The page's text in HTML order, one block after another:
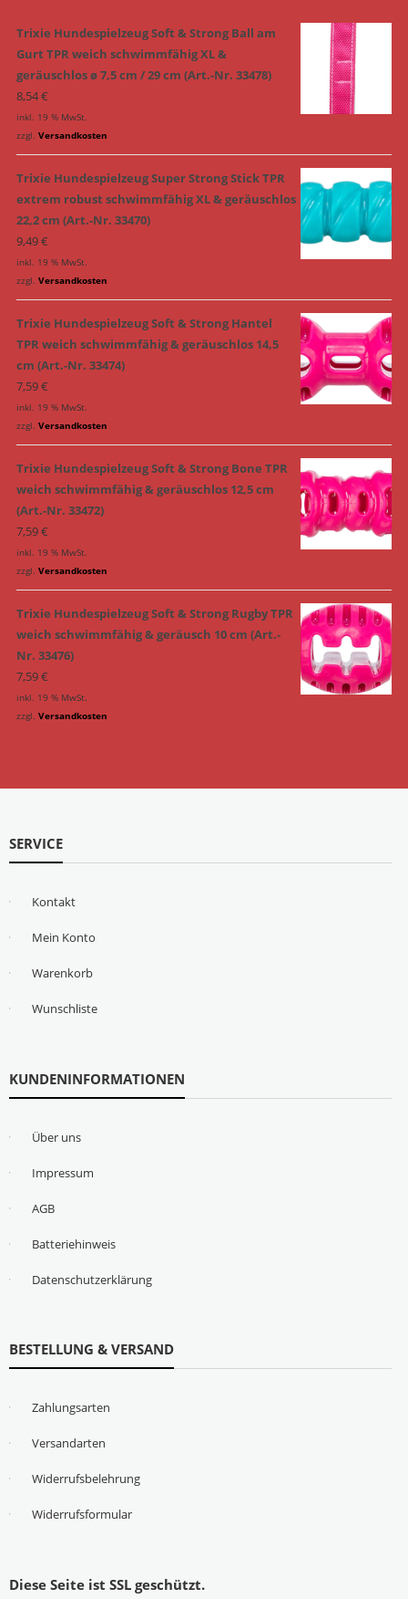
Trixie Hundespielzeug Soft & Strong Ball am
Gurt TPR weich schwimmfähig XL &
geräuschlos ø 7,5 cm / 29 cm (Art.-Nr. 33478)
8,54€
inkl. 19 % MwSt.
zzgl. Versandkosten
Trixie Hundespielzeug Super Strong Stick TPR
extrem robust schwimmfähig XL & geräuschlos
22,2 cm (Art.-Nr. 33470)
9,49€
inkl. 19 % MwSt.
zzgl. Versandkosten
Trixie Hundespielzeug Soft & Strong Hantel
TPR weich schwimmfähig & geräuschlos 14,5
cm (Art.-Nr. 33474)
7,59€
inkl. 19 % MwSt.
zzgl. Versandkosten
Trixie Hundespielzeug Soft & Strong Bone TPR
weich schwimmfähig & geräuschlos 12,5 cm
(Art.-Nr. 33472)
7,59€
inkl. 19 % MwSt.
zzgl. Versandkosten
Trixie Hundespielzeug Soft & Strong Rugby TPR
weich schwimmfähig & geräusch 10 cm (Art.-
Nr. 33476)
7,59€
inkl. 19 % MwSt.
zzgl. Versandkosten
SERVICE
Kontakt
Mein Konto
Warenkorb
Wunschliste
KUNDENINFORMATIONEN
Über uns
Impressum
AGB
Batteriehinweis
Datenschutzerklärung
BESTELLUNG & VERSAND
Zahlungsarten
Versandarten
Widerrufsbelehrung
Widerrufsformular
Diese Seite ist SSL geschützt.